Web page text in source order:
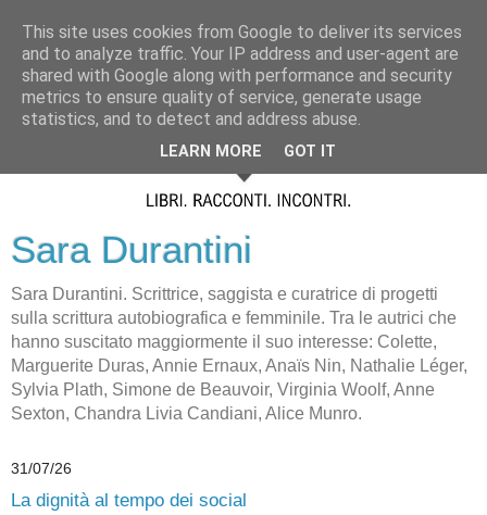
Sara Durantini
Sara Durantini. Scrittrice, saggista e curatrice di progetti
sulla scrittura autobiografica e femminile. Tra le autrici che
hanno suscitato maggiormente il suo interesse: Colette,
Marguerite Duras, Annie Ernaux, Anaïs Nin, Nathalie Léger,
Sylvia Plath, Simone de Beauvoir, Virginia Woolf, Anne
Sexton, Chandra Livia Candiani, Alice Munro.
31/07/26
La dignità al tempo dei social
This site uses cookies from Google to deliver its services
and to analyze traffic. Your IP address and user-agent are
shared with Google along with performance and security
metrics to ensure quality of service, generate usage
statistics, and to detect and address abuse.
LEARN MORE GOT IT